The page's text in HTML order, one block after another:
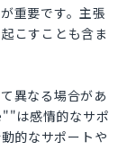
重要です。主張
こすことも含ま
異なる場合があ
は感情的なサポ
的なサポートや